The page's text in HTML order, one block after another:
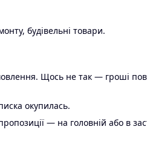
будівельні товари.
Щось не так — гроші
окупилась.
— на головній або в